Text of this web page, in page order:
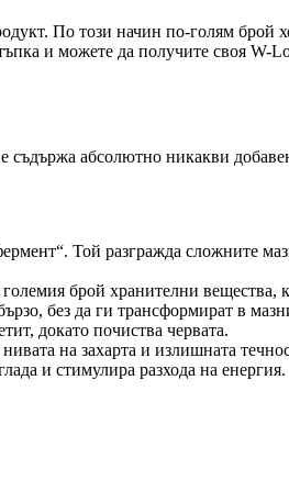
По този начин по-голям брой
и можете да получите своя
съдържа абсолютно никакви
Той разгражда сложните
брой хранителни вещества,
без да ги трансформират в
докато почиства червата.
на захарта и излишната
и стимулира разхода на енергия.